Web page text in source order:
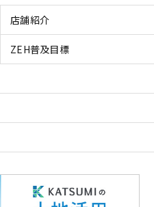
店舗紹介
ZEH普及目標